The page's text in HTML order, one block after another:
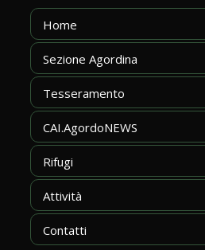
Home
Sezione Agordina
Tesseramento
CAI.AgordoNEWS
Rifugi
Attività
Contatti